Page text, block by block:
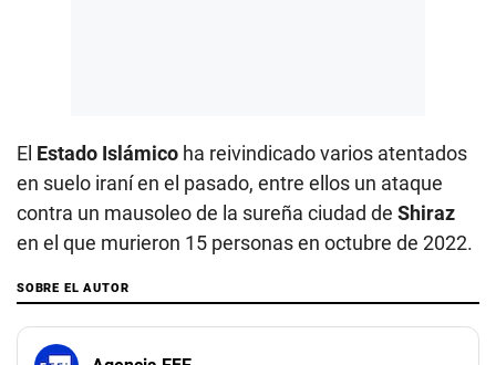
El Estado Islámico ha reivindicado varios atentados
en suelo iraní en el pasado, entre ellos un ataque
contra un mausoleo de la sureña ciudad de Shiraz
en el que murieron 15 personas en octubre de 2022.
SOBRE EL AUTOR